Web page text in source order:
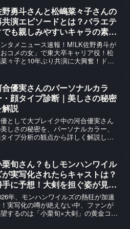
注目を集めています。2026年の顔候
も言える...
野勇斗さんと松嶋菜々子さんの
共演エピソードとは？バラエテ
でも親しみやすいキャラの素に
る！
タメニュース速報！M!LK佐野勇斗が
おコメの女」で東大卒キャリア役！松
々子と10年ぶり共演に大興奮！ドラ
優実さんのパーソナルカラ
・顔タイプ診断｜美しさの秘密
解説
として大ブレイク中の河合優実さん
しさの秘密を、パーソナルカラー、
イプ分析の観点から詳しく解説しま
月19日生まれの日本の俳優です。東京
身で、身長は...
栗旬さん？もしモンハンワイル
が実写化されたらキャストは？
手に予想！大剣を担ぐ姿が見た
！年、モンハンワイルズの熱狂が加速
実写化の噂が絶えない中、ファンが
するのは「小栗旬×大剣」の黄金コン